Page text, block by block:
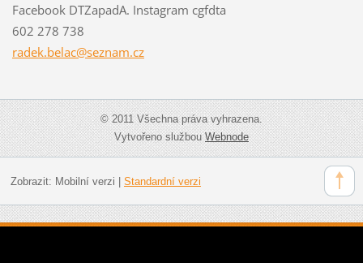
Facebook DTZapadA. Instagram cgfdta
602 278 738
radek.belac@seznam.cz
© 2011 Všechna práva vyhrazena.
Vytvořeno službouWebnode
Zobrazit: Mobilní verzi Standardní verzi